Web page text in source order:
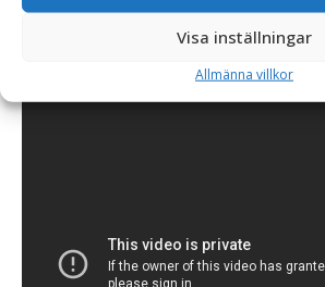
Visa inställningar
Allmänna villkor